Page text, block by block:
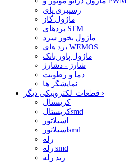
رسپبری پای
ماژول گاز
بردهای STM
ماژول بخور سرد
برد های WEMOS
ماژول پاور بانک
شارژ - دشارژ
دما و رطوبت
نمایشگر ها
›
کریستال
کریستالsmd
اسیلاتور
اسیلاتورsmd
رله
رله smd
رید رله